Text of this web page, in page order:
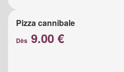
Pizza cannibale
Dès 9.00 €